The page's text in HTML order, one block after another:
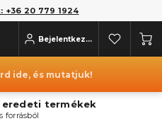
20 779 1924
Bejelentkezés
ide, és mutatjuk!
eredeti termékek
forrásból